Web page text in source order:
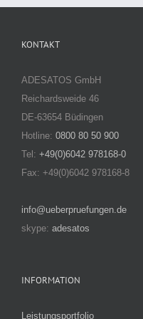
KONTAKT
ADESATOS GmbH
Reichardsweide 46
DE-63654 Büdingen
Hotline: 0800 80 50 900
Tel: +49(0)6042 978168-0
Fax: +49(0)6042 978168-8
info@ueberpruefungen.de
skype: adesatos
INFORMATION
Leistungsportfolio